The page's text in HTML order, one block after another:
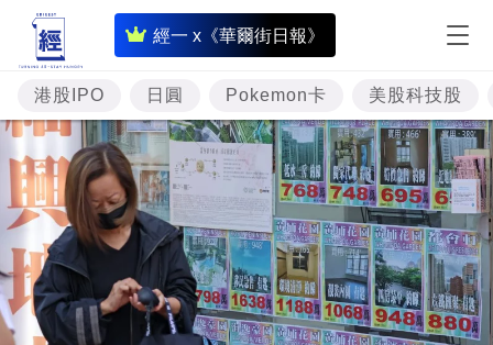
經一 x《華爾街日報》
即
時
財
經
專
題
投
資
樓
市
港股IPO 日圓 Pokemon卡 美股科技股